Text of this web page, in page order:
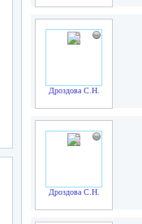
Дроздова С.Н.
Дроздова С.Н.